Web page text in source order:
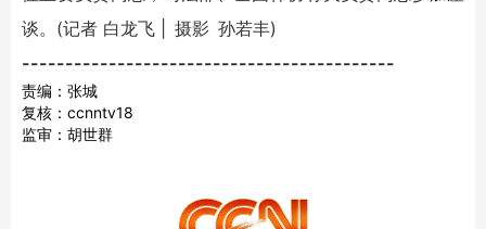
谈。(记者 白龙飞 | 摄影 孙若丰)
-------------------------------------------
责编：张城
复核：ccnntv18
监审：胡世群